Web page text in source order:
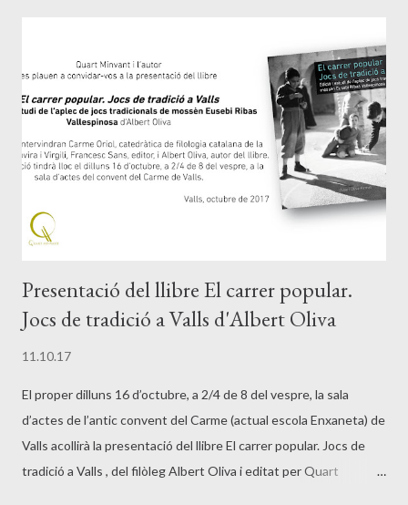
Presentació del llibre El carrer popular.
Jocs de tradició a Valls d'Albert Oliva
11.10.17
El proper dilluns 16 d’octubre, a 2/4 de 8 del vespre, la sala
d’actes de l’antic convent del Carme (actual escola Enxaneta) de
Valls acollirà la presentació del llibre El carrer popular. Jocs de
tradició a Valls , del filòleg Albert Oliva i editat per Quart